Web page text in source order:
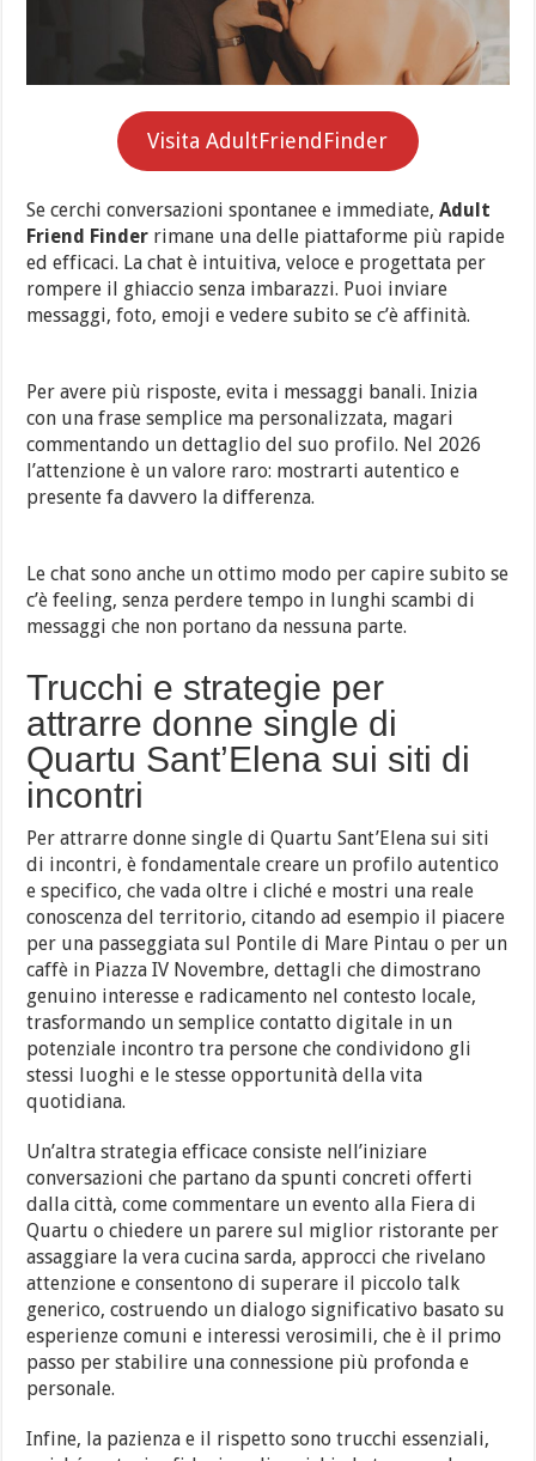
Visita AdultFriendFinder
Se cerchi conversazioni spontanee e immediate,Adult
Friend Finder rimane una delle piattaforme più rapide
ed efficaci. La chat è intuitiva, veloce e progettata per
rompere il ghiaccio senza imbarazzi. Puoi inviare
messaggi, foto, emoji e vedere subito se c’è affinità.
Per avere più risposte, evita i messaggi banali. Inizia
con una frase semplice ma personalizzata, magari
commentando un dettaglio del suo profilo. Nel 2026
l’attenzione è un valore raro: mostrarti autentico e
presente fa davvero la differenza.
Le chat sono anche un ottimo modo per capire subito se
c’è feeling, senza perdere tempo in lunghi scambi di
messaggi che non portano da nessuna parte.
Trucchi e strategie per
attrarre donne single di
Quartu Sant’Elena sui siti di
incontri
Per attrarre donne single di Quartu Sant’Elena sui siti
di incontri, è fondamentale creare un profilo autentico
e specifico, che vada oltre i cliché e mostri una reale
conoscenza del territorio, citando ad esempio il piacere
per una passeggiata sul Pontile di Mare Pintau o per un
caffè in Piazza IV Novembre, dettagli che dimostrano
genuino interesse e radicamento nel contesto locale,
trasformando un semplice contatto digitale in un
potenziale incontro tra persone che condividono gli
stessi luoghi e le stesse opportunità della vita
quotidiana.
Un’altra strategia efficace consiste nell’iniziare
conversazioni che partano da spunti concreti offerti
dalla città, come commentare un evento alla Fiera di
Quartu o chiedere un parere sul miglior ristorante per
assaggiare la vera cucina sarda, approcci che rivelano
attenzione e consentono di superare il piccolo talk
generico, costruendo un dialogo significativo basato su
esperienze comuni e interessi verosimili, che è il primo
passo per stabilire una connessione più profonda e
personale.
Infine, la pazienza e il rispetto sono trucchi essenziali,